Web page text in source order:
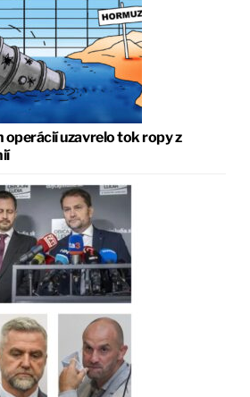
operácií uzavrelo tok ropy z